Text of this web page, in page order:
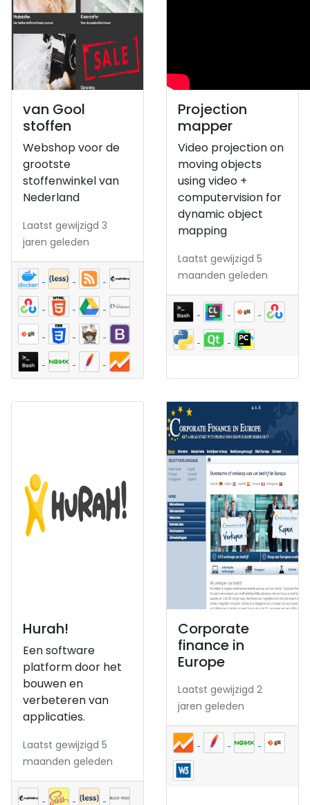
van Gool
stoffen
Webshop voor de
grootste
stoffenwinkel van
Nederland
Laatst gewijzigd 3
jaren geleden
Projection
mapper
Video projection on
moving objects
using video +
computervision for
dynamic object
mapping
Laatst gewijzigd 5
maanden geleden
Hurah!
Een software
platform door het
bouwen en
verbeteren van
applicaties.
Laatst gewijzigd 5
maanden geleden
Corporate
finance in
Europe
Laatst gewijzigd 2
jaren geleden